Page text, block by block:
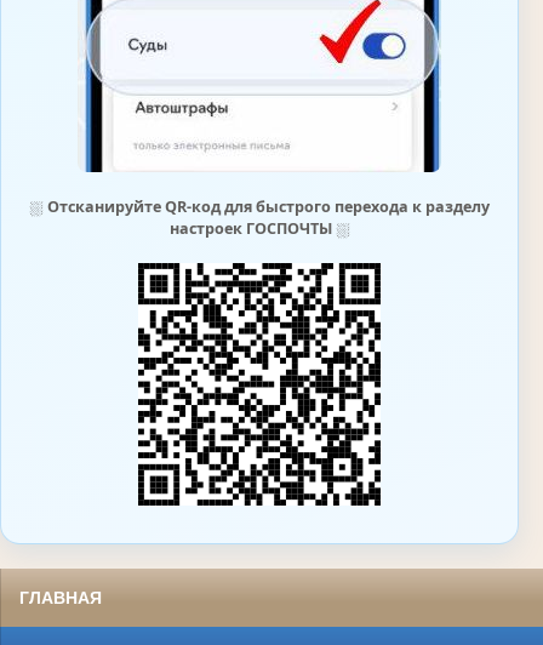
⛆ Отсканируйте QR-код для быстрого перехода к разделу
настроек ГОСПОЧТЫ⛆
ГЛАВНАЯ